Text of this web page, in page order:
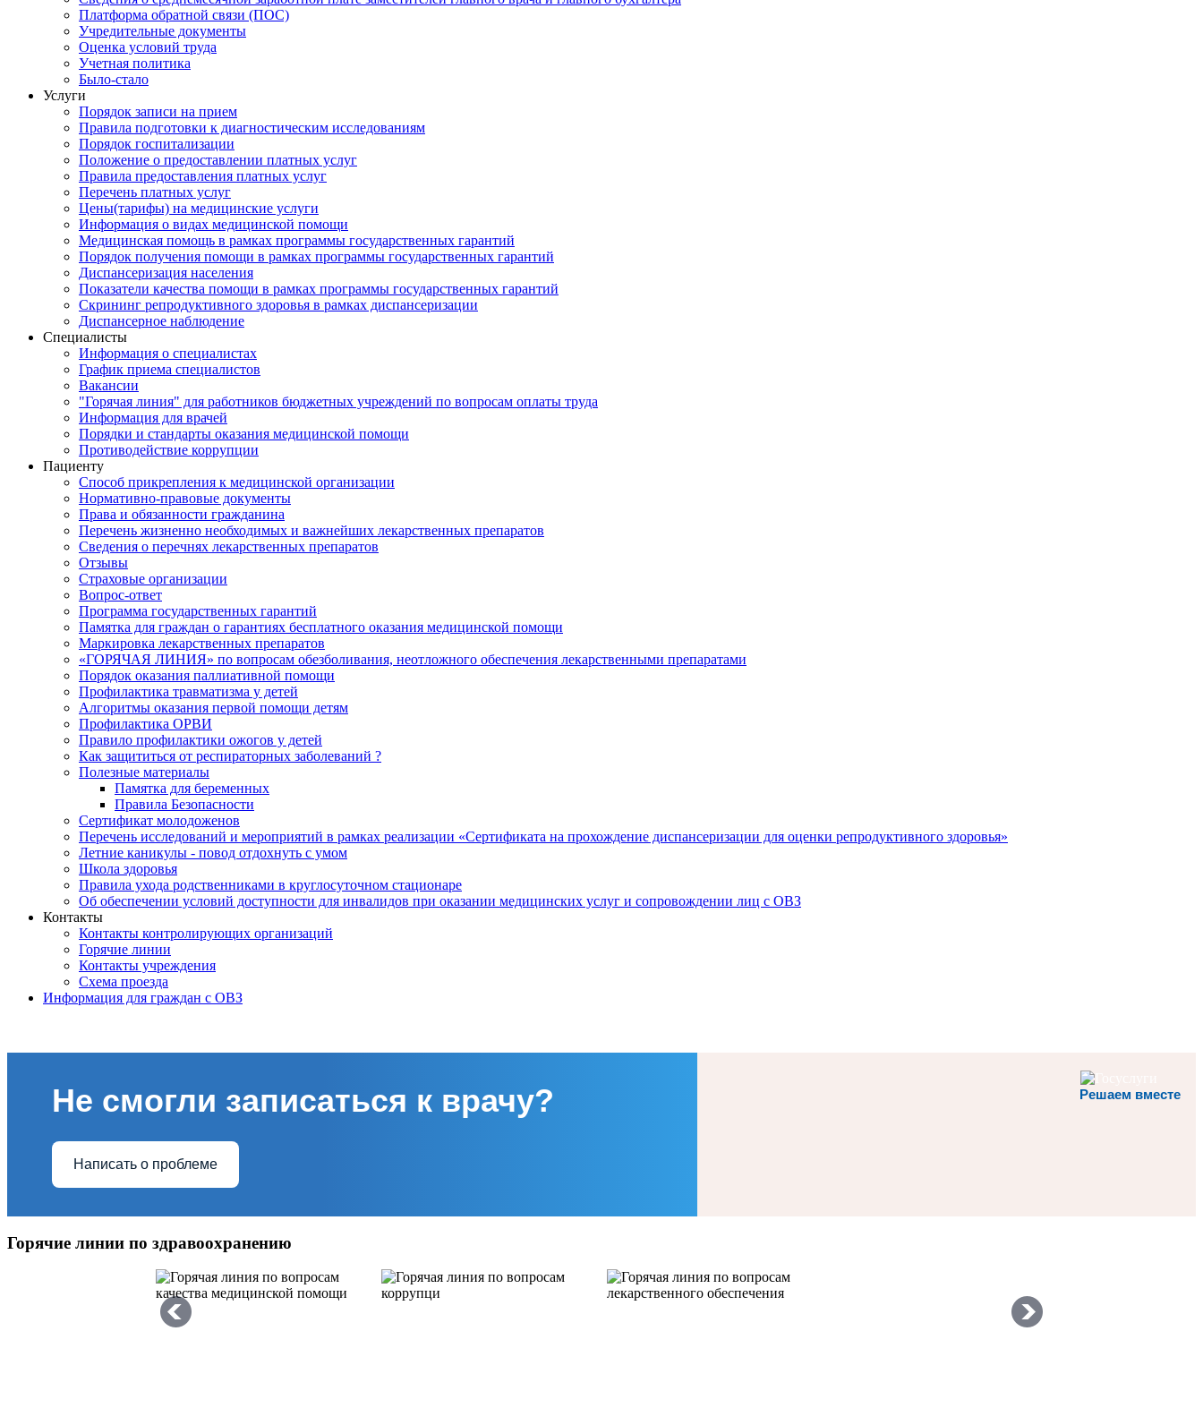
Платформа обратной связи (ПОС)
Учредительные документы
Оценка условий труда
Учетная политика
Было-стало
Услуги
Порядок записи на прием
Правила подготовки к диагностическим исследованиям
Порядок госпитализации
Положение о предоставлении платных услуг
Правила предоставления платных услуг
Перечень платных услуг
Цены(тарифы) на медицинские услуги
Информация о видах медицинской помощи
Медицинская помощь в рамках программы государственных гарантий
Порядок получения помощи в рамках программы государственных гарантий
Диспансеризация населения
Показатели качества помощи в рамках программы государственных гарантий
Скрининг репродуктивного здоровья в рамках диспансеризации
Диспансерное наблюдение
Специалисты
Информация о специалистах
График приема специалистов
Вакансии
"Горячая линия" для работников бюджетных учреждений по вопросам оплаты труда
Информация для врачей
Порядки и стандарты оказания медицинской помощи
Противодействие коррупции
Пациенту
Способ прикрепления к медицинской организации
Нормативно-правовые документы
Права и обязанности гражданина
Перечень жизненно необходимых и важнейших лекарственных препаратов
Сведения о перечнях лекарственных препаратов
Отзывы
Страховые организации
Вопрос-ответ
Программа государственных гарантий
Памятка для граждан о гарантиях бесплатного оказания медицинской помощи
Маркировка лекарственных препаратов
«ГОРЯЧАЯ ЛИНИЯ» по вопросам обезболивания, неотложного обеспечения лекарственными препаратами
Порядок оказания паллиативной помощи
Профилактика травматизма у детей
Алгоритмы оказания первой помощи детям
Профилактика ОРВИ
Правило профилактики ожогов у детей
Как защититься от респираторных заболеваний ?
Полезные материалы
Памятка для беременных
Правила Безопасности
Сертификат молодоженов
Перечень исследований и мероприятий в рамках реализации «Сертификата на прохождение диспансеризации для оценки репродуктивного здоровья»
Летние каникулы - повод отдохнуть с умом
Школа здоровья
Правила ухода родственниками в круглосуточном стационаре
Об обеспечении условий доступности для инвалидов при оказании медицинских услуг и сопровождении лиц с ОВЗ
Контакты
Контакты контролирующих организаций
Горячие линии
Контакты учреждения
Схема проезда
Информация для граждан с ОВЗ
Решаем вместе
Не смогли записаться к врачу?
Написать о проблеме
Горячие линии по здравоохранению